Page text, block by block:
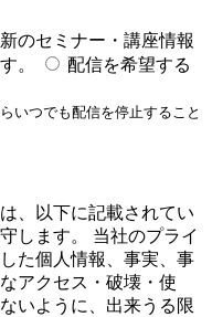
のセミナー・講座情報
。
配信を希望する
いつでも配信を停止すること
、以下に記載されてい
します。 当社のプライ
た個人情報、事実、事
アクセス・破壊・使
いように、出来うる限